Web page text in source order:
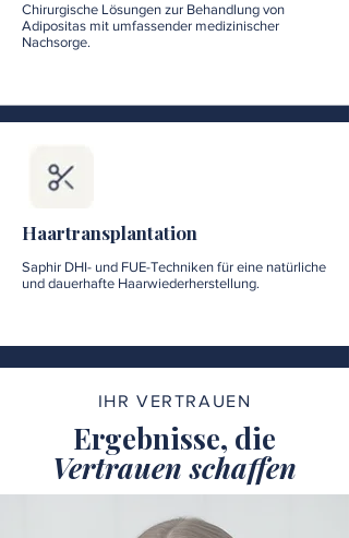
Chirurgische Lösungen zur Behandlung von
Adipositas mit umfassender medizinischer
Nachsorge.
Haartransplantation
Saphir DHI- und FUE-Techniken für eine natürliche
und dauerhafte Haarwiederherstellung.
IHR VERTRAUEN
Ergebnisse, die
Vertrauen schaffen